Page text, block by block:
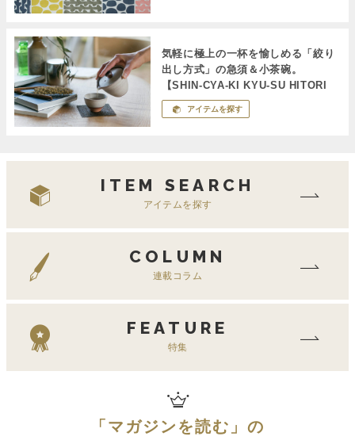
気軽に極上の一杯を愉しめる「絞り
出し方式」の急須＆小茶碗。
【SHIN-CYA-KI KYU-SU HITORI
SET】
アイテムを探す
ITEM SEARCH
アイテムを探す
COLUMN
連載コラム
FEATURE
特集
「マガジンを読む 」の